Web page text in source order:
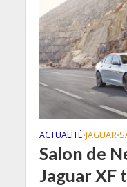
ACTUALITÉ•JAGUAR•
Salon de
Jaguar XF